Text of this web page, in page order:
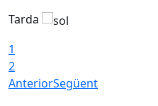
Tarda
1
2
AnteriorSegüent